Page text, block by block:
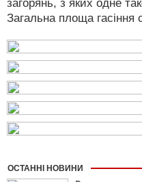
загорянь, з яких одне
Загальна площа гасіння
ОСТАННІ НОВИНИ